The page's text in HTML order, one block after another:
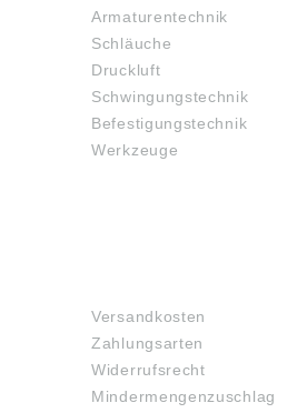
Armaturentechnik
Schläuche
Druckluft
Schwingungstechnik
Befestigungstechnik
Werkzeuge
Versandkosten
Zahlungsarten
Widerrufsrecht
Mindermengenzuschlag